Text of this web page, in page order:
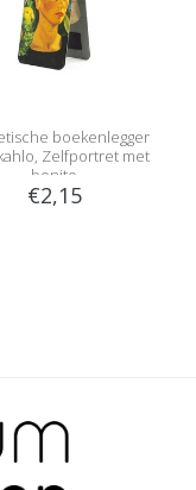
boekenlegger
Zelfportret met
bonito
€2,15